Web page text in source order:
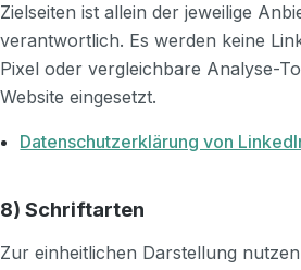
Zielseiten ist allein der jeweilige
verantwortlich. Es werden keine
Pixel oder vergleichbare Analyse-
Website eingesetzt.
Datenschutzerklärung von
8) Schriftarten
Zur einheitlichen Darstellung